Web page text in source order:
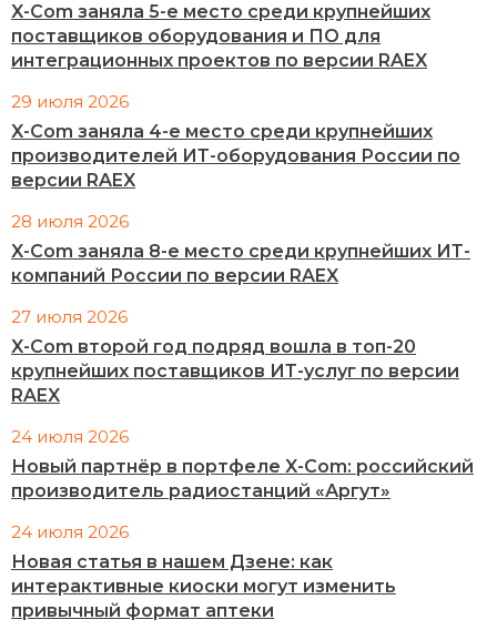
X-Com заняла 5-е место среди крупнейших
поставщиков оборудования и ПО для
интеграционных проектов по версии RAEX
29 июля 2026
X-Com заняла 4-е место среди крупнейших
производителей ИТ-оборудования России по
версии RAEX
28 июля 2026
X-Com заняла 8-е место среди крупнейших ИТ-
компаний России по версии RAEX
27 июля 2026
X-Com второй год подряд вошла в топ-20
крупнейших поставщиков ИТ-услуг по версии
RAEX
24 июля 2026
Новый партнёр в портфеле X-Com: российский
производитель радиостанций «Аргут»
24 июля 2026
Новая статья в нашем Дзене: как
интерактивные киоски могут изменить
привычный формат аптеки